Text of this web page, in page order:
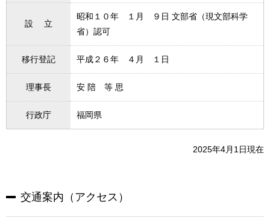
設 立
昭和１０年 １月 ９日 文部省（現文部科学
省）認可
移行登記 平成２６年 ４月 １日
理事長 安 陪 等 思
行政庁 福岡県
2025年4月1日現在
交通案内（アクセス）